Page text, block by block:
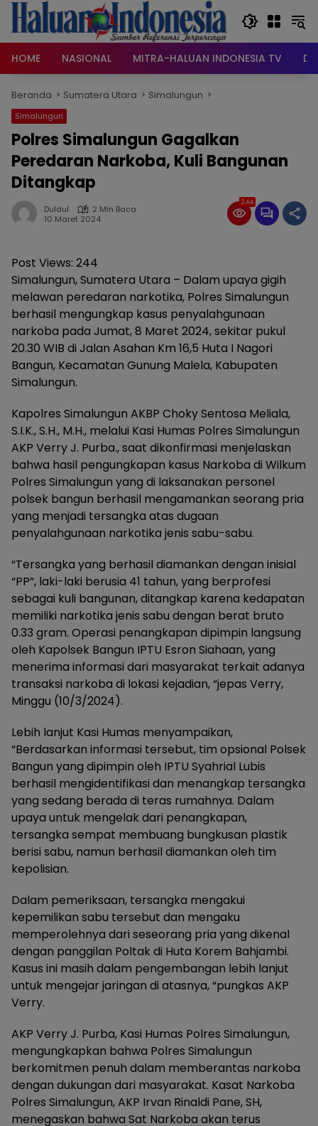
Langsung
konten
HOME
NASIONAL MITRA-HALUAN INDONESIA TV
Beranda Sumatera Utara Simalungun
Simalungun
Polres Simalungun Gagalkan
Peredaran Narkoba, Kuli Bangunan
Ditangkap
Duldul
2 Min Baca
10 Maret 2024
244
Post Views: 244
Simalungun, Sumatera Utara – Dalam upaya gigih
melawan peredaran narkotika, Polres Simalungun
berhasil mengungkap kasus penyalahgunaan
narkoba pada Jumat, 8 Maret 2024, sekitar pukul
20.30 WIB di Jalan Asahan Km 16,5 Huta I Nagori
Bangun, Kecamatan Gunung Malela, Kabupaten
Simalungun.
Kapolres Simalungun AKBP Choky Sentosa Meliala,
S.I.K., S.H., M.H., melalui Kasi Humas Polres Simalungun
AKP Verry J. Purba., saat dikonfirmasi menjelaskan
bahwa hasil pengungkapan kasus Narkoba di Wilkum
Polres Simalungun yang di laksanakan personel
polsek bangun berhasil mengamankan seorang pria
yang menjadi tersangka atas dugaan
penyalahgunaan narkotika jenis sabu-sabu.
“Tersangka yang berhasil diamankan dengan inisial
“PP”, laki-laki berusia 41 tahun, yang berprofesi
sebagai kuli bangunan, ditangkap karena kedapatan
memiliki narkotika jenis sabu dengan berat bruto
0.33 gram. Operasi penangkapan dipimpin langsung
oleh Kapolsek Bangun IPTU Esron Siahaan, yang
menerima informasi dari masyarakat terkait adanya
transaksi narkoba di lokasi kejadian, “jepas Verry,
Minggu (10/3/2024).
Lebih lanjut Kasi Humas menyampaikan,
“Berdasarkan informasi tersebut, tim opsional Polsek
Bangun yang dipimpin oleh IPTU Syahrial Lubis
berhasil mengidentifikasi dan menangkap tersangka
yang sedang berada di teras rumahnya. Dalam
upaya untuk mengelak dari penangkapan,
tersangka sempat membuang bungkusan plastik
berisi sabu, namun berhasil diamankan oleh tim
kepolisian.
Dalam pemeriksaan, tersangka mengakui
kepemilikan sabu tersebut dan mengaku
memperolehnya dari seseorang pria yang dikenal
dengan panggilan Poltak di Huta Korem Bahjambi.
Kasus ini masih dalam pengembangan lebih lanjut
untuk mengejar jaringan di atasnya, “pungkas AKP
Verry.
AKP Verry J. Purba, Kasi Humas Polres Simalungun,
mengungkapkan bahwa Polres Simalungun
berkomitmen penuh dalam memberantas narkoba
dengan dukungan dari masyarakat. Kasat Narkoba
Polres Simalungun, AKP Irvan Rinaldi Pane, SH,
menegaskan bahwa Sat Narkoba akan terus